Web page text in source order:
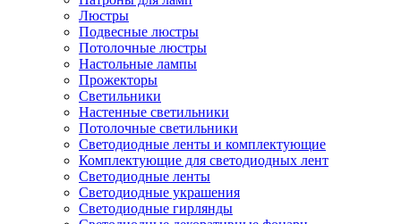
Люстры
Подвесные люстры
Потолочные люстры
Настольные лампы
Прожекторы
Светильники
Настенные светильники
Потолочные светильники
Светодиодные ленты и комплектующие
Комплектующие для светодиодных лент
Светодиодные ленты
Светодиодные украшения
Светодиодные гирлянды